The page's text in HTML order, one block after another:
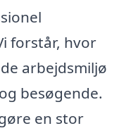
forstår, hvor
arbejdsmiljø
besøgende.
en stor